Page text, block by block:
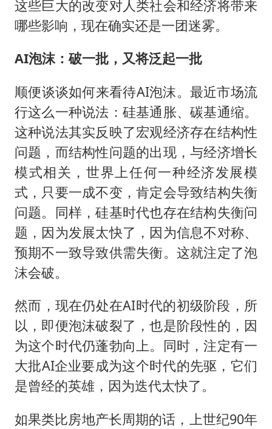
这些巨大的改变对人类社会和经济将带来
哪些影响，现在确实还是一团迷雾。
AI泡沫：破一批，又将泛起一批
顺便谈谈如何来看待AI泡沫。最近市场流
行这么一种说法：硅基通胀、碳基通缩。
这种说法其实反映了宏观经济存在结构性
问题，而结构性问题的出现，与经济增长
模式相关，世界上任何一种经济发展模
式，只要一成不变，肯定会导致结构失衡
问题。同样，硅基时代也存在结构失衡问
题，因为发展太快了，因为信息不对称、
预期不一致导致供需失衡。这就注定了泡
沫会破。
然而，现在仍处在AI时代的初级阶段，所
以，即便泡沫破裂了，也是阶段性的，因
为这个时代仍蓬勃向上。同时，注定有一
大批AI企业要成为这个时代的先驱，它们
是曾经的英雄，因为迭代太快了。
如果类比房地产长周期的话，上世纪90年